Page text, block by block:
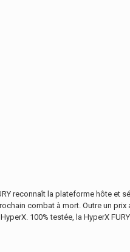
reconnaît la plateforme hôte
combat à mort. Outre un
100% testée, la HyperX